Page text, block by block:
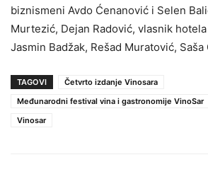
biznismeni Avdo Ćenanović i Selen
Murtezić, Dejan Radović, vlasnik
Jasmin Badžak, Rešad Muratović,
TAGOVI
Četvrto izdanje Vinosara
Međunarodni festival vina i gastronomije VinoSar
Vinosar